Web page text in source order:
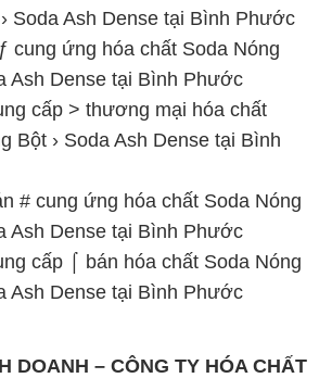
Soda Ash Dense tại Bình Phước
cung ứng hóa chất Soda Nóng
Ash Dense tại Bình Phước
cấp > thương mại hóa chất
Bột › Soda Ash Dense tại Bình
# cung ứng hóa chất Soda Nóng
Ash Dense tại Bình Phước
cấp ⌠ bán hóa chất Soda Nóng
Ash Dense tại Bình Phước
DOANH – CÔNG TY HÓA CHẤT